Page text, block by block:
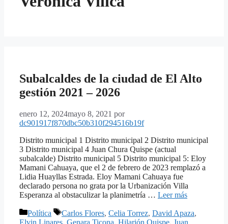
Subalcaldes de la ciudad de El Alto
gestión 2021 – 2026
enero 12, 2024mayo 8, 2021 por
dc901917f870dbc50b310f294516b19f
Distrito municipal 1 Distrito municipal 2 Distrito municipal
3 Distrito municipal 4 Juan Chura Quispe (actual
subalcalde) Distrito municipal 5 Distrito municipal 5: Eloy
Mamani Cahuaya, que el 2 de febrero de 2023 remplazó a
Lidia Huayllas Estrada. Eloy Mamani Cahuaya fue
declarado persona no grata por la Urbanización Villa
Esperanza al obstaculizar la planimetría … Leer más
Categorías
Política Etiquetas
Carlos Flores, Celia Torrez, David Apaza,
Elvin Linares, Genara Ticona, Hilarión Quispe, Juan